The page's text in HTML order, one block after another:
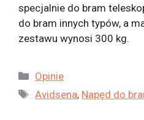
specjalnie do bram
do bram innych typów, a
zestawu wynosi 300 kg.
Kategorie
Opinie
Tagi
Avidsena, Napęd do